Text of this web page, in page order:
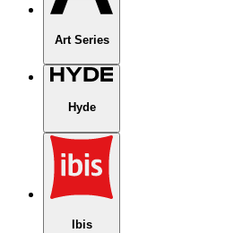
Art Series
Hyde
Ibis